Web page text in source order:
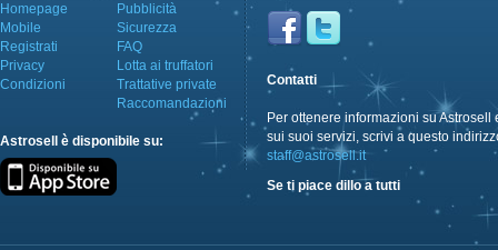
Homepage
Mobile
Registrati
Privacy
Condizioni
Pubblicità
Sicurezza
FAQ
Lotta ai truffatori
Trattative private
Raccomandazioni
Astrosell è disponibile su:
Contatti
Per ottenere informazioni su Astrosell
sui suoi servizi, scrivi a questo
staff@astrosell.it
Se ti piace dillo a tutti